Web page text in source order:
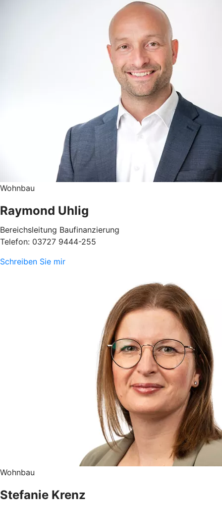
Wohnbau
Raymond Uhlig
Bereichsleitung Baufinanzierung
Telefon: 03727 9444-255
Schreiben Sie mir
Wohnbau
Stefanie Krenz